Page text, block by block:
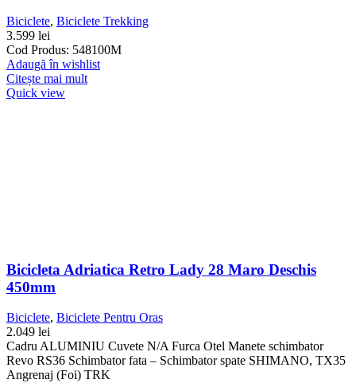
Biciclete, Biciclete Trekking
3.599 lei
Cod Produs: 548100M
Adaugă în wishlist
Citește mai mult
Quick view
Bicicleta Adriatica Retro Lady 28 Maro Deschis
450mm
Biciclete, Biciclete Pentru Oras
2.049 lei
Cadru ALUMINIU Cuvete N/A Furca Otel Manete schimbator
Revo RS36 Schimbator fata – Schimbator spate SHIMANO, TX35
Angrenaj (Foi) TRK